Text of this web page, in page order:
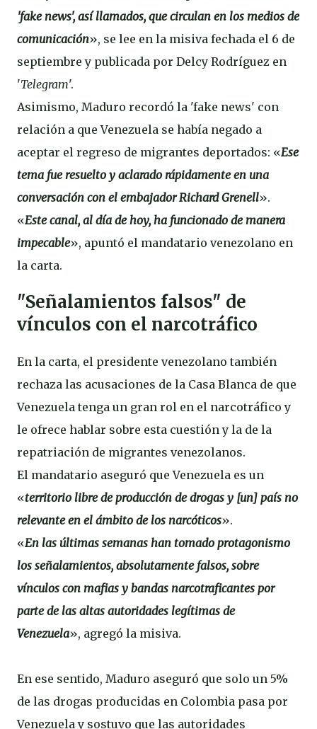
'fake news', así llamados, que circulan en los medios de
comunicación», se lee en la misiva fechada el 6 de
septiembre y publicada por Delcy Rodríguez en
'Telegram'.
Asimismo, Maduro recordó la 'fake news' con
relación a que Venezuela se había negado a
aceptar el regreso de migrantes deportados: «Ese
tema fue resuelto y aclarado rápidamente en una
conversación con el embajador Richard Grenell».
«Este canal, al día de hoy, ha funcionado de manera
impecable», apuntó el mandatario venezolano en
la carta.
"Señalamientos falsos" de
vínculos con el narcotráfico
En la carta, el presidente venezolano también
rechaza las acusaciones de la Casa Blanca de que
Venezuela tenga un gran rol en el narcotráfico y
le ofrece hablar sobre esta cuestión y la de la
repatriación de migrantes venezolanos.
El mandatario aseguró que Venezuela es un
«territorio libre de producción de drogas y [un] país no
relevante en el ámbito de los narcóticos».
«En las últimas semanas han tomado protagonismo
los señalamientos, absolutamente falsos, sobre
vínculos con mafias y bandas narcotraficantes por
parte de las altas autoridades legítimas de
Venezuela», agregó la misiva.
En ese sentido, Maduro aseguró que solo un 5%
de las drogas producidas en Colombia pasa por
Venezuela y sostuvo que las autoridades